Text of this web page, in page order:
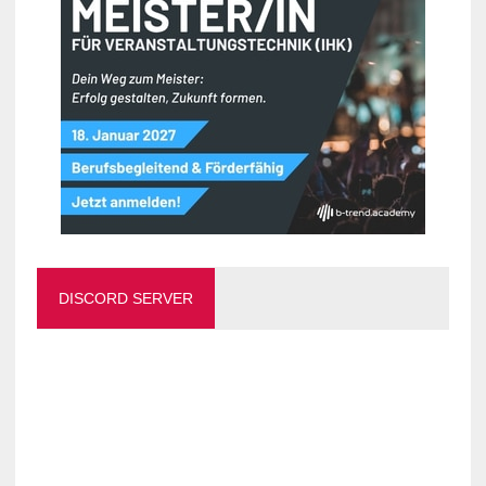
DISCORD SERVER